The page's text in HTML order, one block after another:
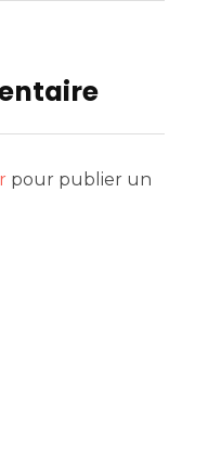
pour publier un